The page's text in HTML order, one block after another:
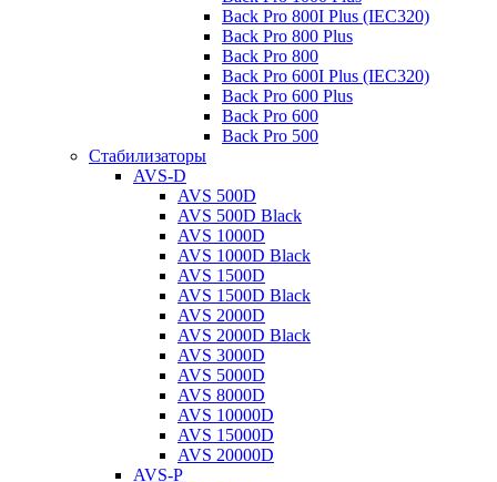
Back Pro 800I Plus (IEC320)
Back Pro 800 Plus
Back Pro 800
Back Pro 600I Plus (IEC320)
Back Pro 600 Plus
Back Pro 600
Back Pro 500
Стабилизаторы
AVS-D
AVS 500D
AVS 500D Black
AVS 1000D
AVS 1000D Black
AVS 1500D
AVS 1500D Black
AVS 2000D
AVS 2000D Black
AVS 3000D
AVS 5000D
AVS 8000D
AVS 10000D
AVS 15000D
AVS 20000D
AVS-P